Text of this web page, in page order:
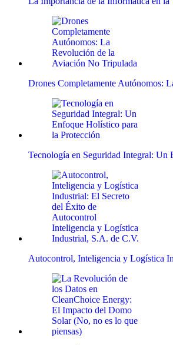
Drones Completamente Autónomos:
Tecnología en Seguridad Integral:
Autocontrol, Inteligencia y Logística